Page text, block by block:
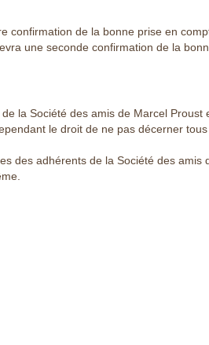
confirmation de la bonne prise en
une seconde confirmation de la
la Société des amis de Marcel Proust
le droit de ne pas décerner
des adhérents de la Société des amis